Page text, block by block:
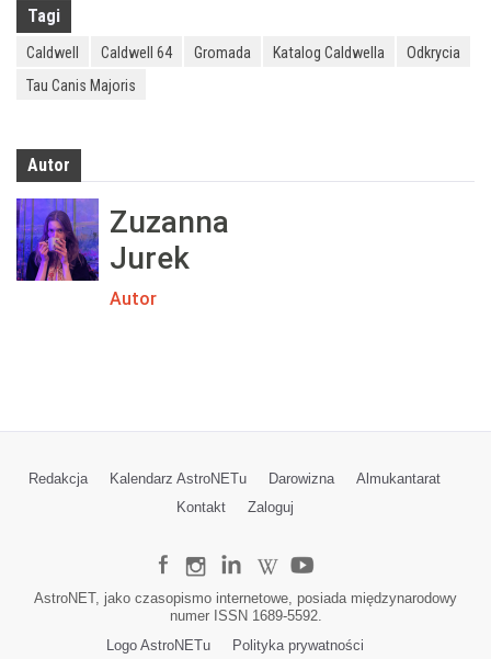
Tagi
Caldwell Caldwell 64 Gromada Katalog Caldwella
Odkrycia
Tau Canis Majoris
Autor
Zuzanna
Jurek
Autor
Redakcja Kalendarz AstroNETu Darowizna
Almukantarat
Kontakt
Zaloguj
AstroNET, jako czasopismo internetowe, posiada międzynarodowy
numer ISSN 1689-5592.
Logo AstroNETu
Polityka prywatności